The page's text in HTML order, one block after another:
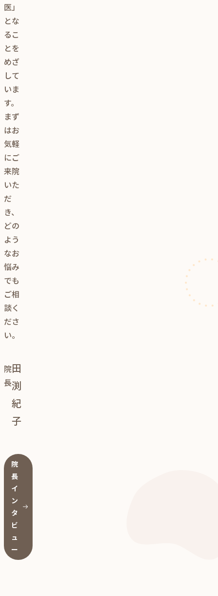
医」
とな
るこ
とを
めざ
して
いま
す。
まず
はお
気軽
にご
来院
いた
だ
き、
どの
よう
なお
悩み
でも
ご相
談く
ださ
い。
院
長
田
渕
紀
子
院
長
イ
ン
タ
ビ
ュ
ー